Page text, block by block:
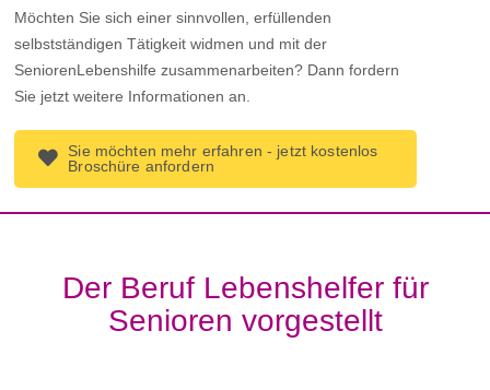
Möchten Sie sich einer sinnvollen, erfüllenden
selbstständigen Tätigkeit widmen und mit der
SeniorenLebenshilfe zusammenarbeiten? Dann fordern
Sie jetzt weitere Informationen an.
Sie möchten mehr erfahren - jetzt kostenlos
Broschüre anfordern
Der Beruf Lebenshelfer für
Senioren vorgestellt